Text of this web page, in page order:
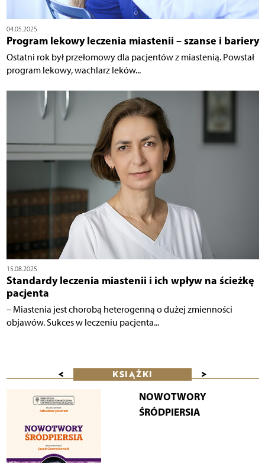
04.05.2025
Program lekowy leczenia miastenii – szanse i bariery
Ostatni rok był przełomowy dla pacjentów z miastenią. Powstał
program lekowy, wachlarz leków...
15.08.2025
Standardy leczenia miastenii i ich wpływ na ścieżkę
pacjenta
– Miastenia jest chorobą heterogenną o dużej zmienności
objawów. Sukces w leczeniu pacjenta...
< KSIĄŻKI >
NOWOTWORY
ŚRÓDPIERSIA